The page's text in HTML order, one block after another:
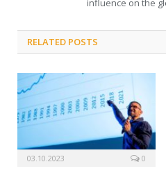
influence on the
RELATED POSTS
03.10.2023 0